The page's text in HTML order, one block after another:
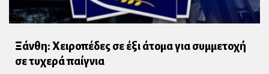
Ξάνθη: Χειροπέδες σε έξι άτομα για συμμετοχή
σε τυχερά παίγνια